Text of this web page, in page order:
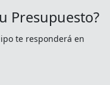
Presupuesto?
te responderá en